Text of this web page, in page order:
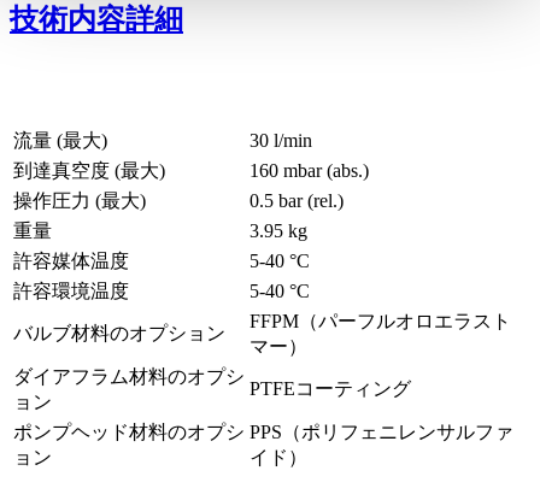
技術内容詳細
流量 (最大)
30 l/min
到達真空度 (最大)
160 mbar (abs.)
操作圧力 (最大)
0.5 bar (rel.)
重量
3.95 kg
許容媒体温度
5-40 °C
許容環境温度
5-40 °C
バルブ材料のオプション
FFPM（パーフルオロエラスト
マー）
ダイアフラム材料のオプシ
ョン
PTFEコーティング
ポンプヘッド材料のオプシ
ョン
PPS（ポリフェニレンサルファ
イド）